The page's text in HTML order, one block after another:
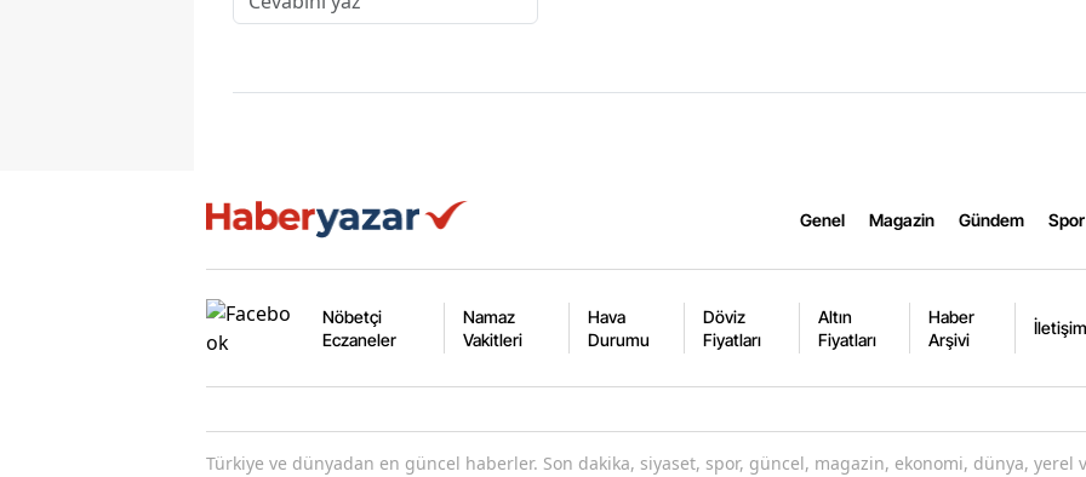
Genel Magazin Gündem Spor
Nöbetçi
Eczaneler
Namaz
Vakitleri
Hava
Durumu
Döviz
Fiyatları
Altın
Fiyatları
Haber
Arşivi
Türkiye ve dünyadan en güncel haberler. Son dakika, siyaset, spor, güncel, magazin, ekonomi, dünya, yerel